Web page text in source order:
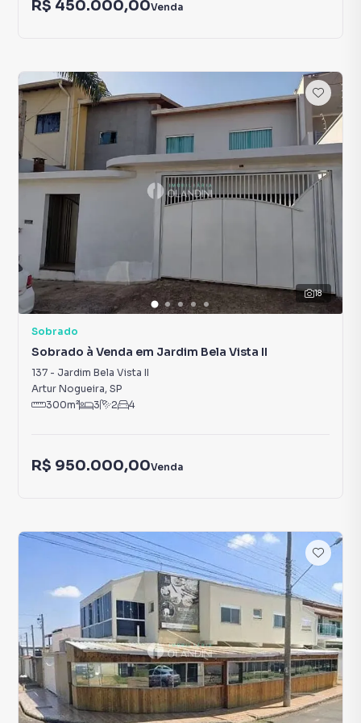
R$ 450.000,00Venda
18
Sobrado
Sobrado à Venda em Jardim Bela Vista II
137 - Jardim Bela Vista II
Artur Nogueira, SP
300m² 3 2 4
R$ 950.000,00Venda